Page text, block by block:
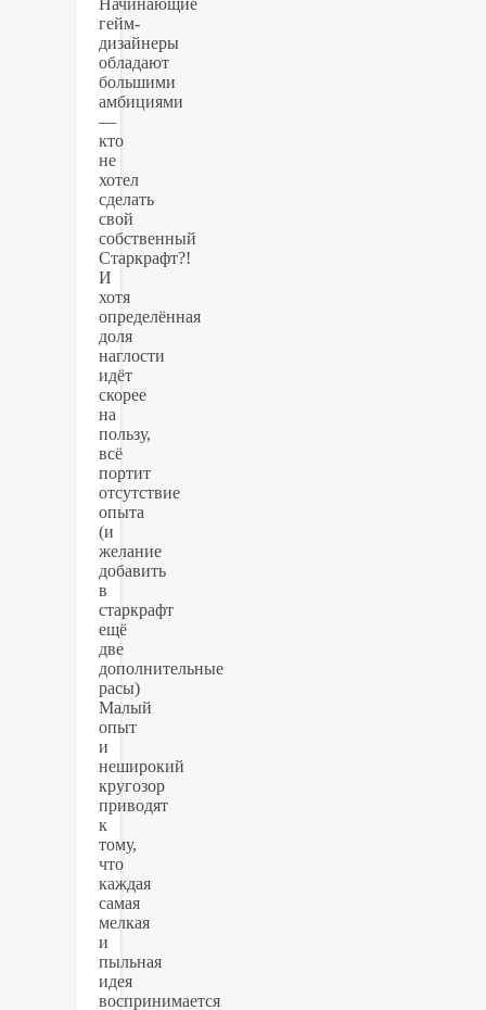
Начинающие
гейм-
дизайнеры
обладают
большими
амбициями
—
кто
не
хотел
сделать
свой
собственный
Старкрафт?!
И
хотя
определённая
доля
наглости
идёт
скорее
на
пользу,
всё
портит
отсутствие
опыта
(и
желание
добавить
в
старкрафт
ещё
две
дополнительные
расы)
Малый
опыт
и
неширокий
кругозор
приводят
к
тому,
что
каждая
самая
мелкая
и
пыльная
идея
воспринимается